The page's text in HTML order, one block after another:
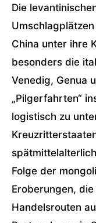
Die
China unter ihre
besonders die
Venedig, Genua
„Pilgerfahrten“
logistisch zu
Folge der
Eroberungen,
Handelsrouten